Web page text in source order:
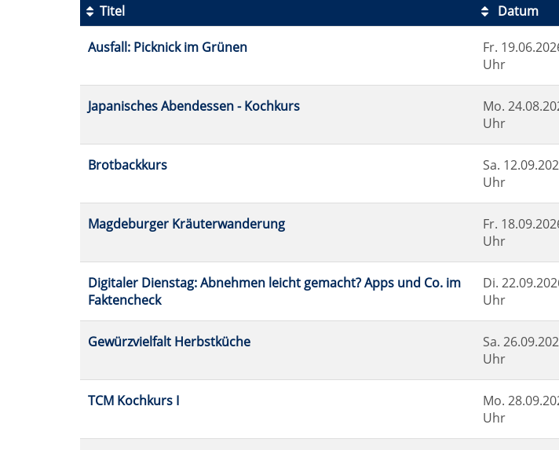
Tabellenüberschriften
sortiert
werden.
Titel Datum
Ausfall: Picknick im Grünen
Fr.
Uhr
Japanisches Abendessen - Kochkurs Mo.
Uhr
Brotbackkurs Sa.
Uhr
Magdeburger Kräuterwanderung Fr.
Uhr
Digitaler Dienstag: Abnehmen leicht gemacht? Apps und Co. im
Faktencheck
Di.
Uhr
Gewürzvielfalt Herbstküche Sa.
Uhr
TCM Kochkurs I Mo.
Uhr